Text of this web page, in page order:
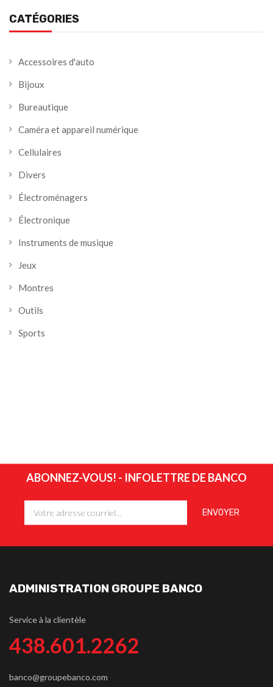
CATÉGORIES
Accessoires d'auto
Bijoux
Bureautique
Caméra et appareil numérique
Cellulaires
Divers
Électroménagers
Électronique
Instruments de musique
Jeux
Montres
Outils
Sports
ABONNEZ-VOUS! - INFOLETTRE DE BANCO
ADMINISTRATION GROUPE BANCO
Service à la clientèle
438.601.2262
banco@groupebanco.com